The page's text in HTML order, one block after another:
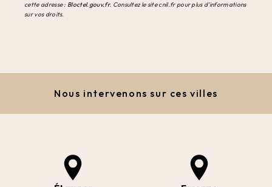
cette adresse : Bloctel.gouv.fr. Consultez le site cnil.fr pour plus d’informations
sur vos droits.
Nous intervenons sur ces villes